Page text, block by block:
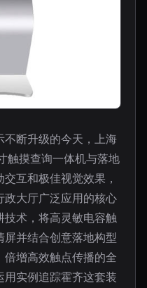
不断升级的今天，上海
触摸查询一体机与落地
互和极佳视觉效果，
政大厅广泛应用的核心
术，将高灵敏电容触
并结合创意落地构型
增高效触点传播的全
实例追踪霍齐这套装